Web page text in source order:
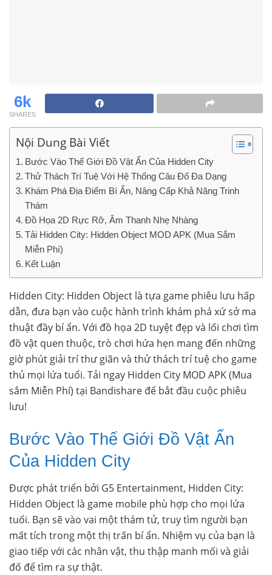
6k
SHARES
Nội Dung Bài Viết
Bước Vào Thế Giới Đồ Vật Ẩn Của Hidden City
Thử Thách Trí Tuệ Với Hệ Thống Câu Đố Đa Dạng
Khám Phá Địa Điểm Bí Ẩn, Nâng Cấp Khả Năng Trinh
Thám
Đồ Họa 2D Rực Rỡ, Âm Thanh Nhẹ Nhàng
Tải Hidden City: Hidden Object MOD APK (Mua Sắm
Miễn Phí)
Kết Luận
Hidden City: Hidden Object là tựa game phiêu lưu hấp
dẫn, đưa bạn vào cuộc hành trình khám phá xứ sở ma
thuật đầy bí ẩn. Với đồ họa 2D tuyệt đẹp và lối chơi tìm
đồ vật quen thuộc, trò chơi hứa hẹn mang đến những
giờ phút giải trí thư giãn và thử thách trí tuệ cho game
thủ mọi lứa tuổi. Tải ngay Hidden City MOD APK (Mua
sắm Miễn Phí) tại Bandishare để bắt đầu cuộc phiêu
lưu!
Bước Vào Thế Giới Đồ Vật Ẩn
Của Hidden City
Được phát triển bởi G5 Entertainment, Hidden City:
Hidden Object là game mobile phù hợp cho mọi lứa
tuổi. Bạn sẽ vào vai một thám tử, truy tìm người bạn
mất tích trong một thị trấn bí ẩn. Nhiệm vụ của bạn là
giao tiếp với các nhân vật, thu thập manh mối và giải
đố để tìm ra sự thật.